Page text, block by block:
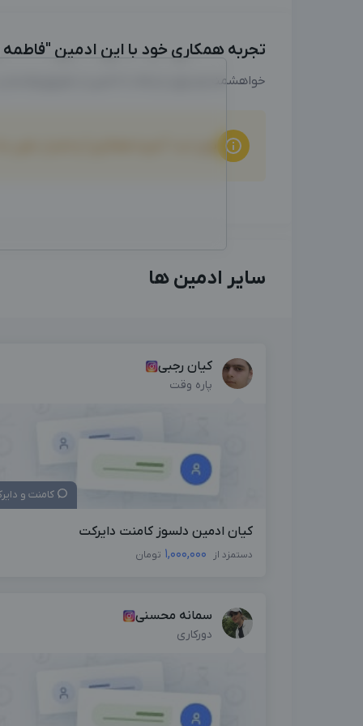
تجربه همکاری خود با این ادمین "فاطمه
خواهشمندیم برای ارتباط با ادمین از طریق
سایر ادمین ها
کیان رجبی
پاره وقت
کامنت و
کیان ادمین دلسوز کامنت دایرکت
دستمزد از 1,000,000 تومان
سمانه محسنی
دورکاری